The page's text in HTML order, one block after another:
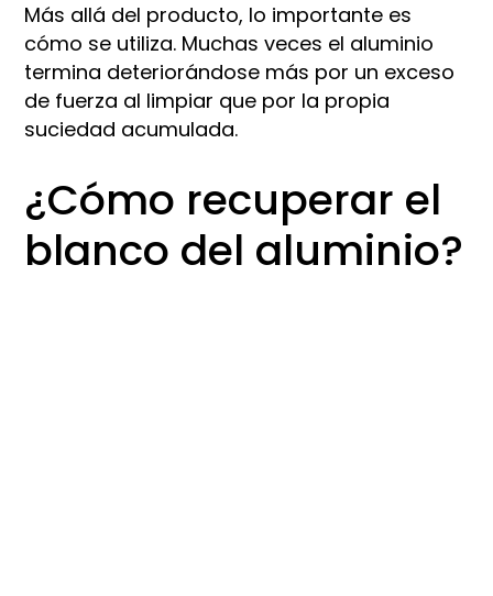
Más allá del producto, lo importante es
cómo se utiliza. Muchas veces el aluminio
termina deteriorándose más por un exceso
de fuerza al limpiar que por la propia
suciedad acumulada.
¿Cómo recuperar el
blanco del aluminio?